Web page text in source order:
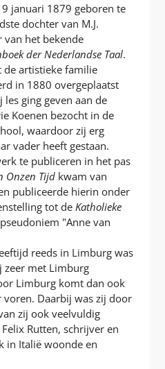
januari 1879 geboren te
dochter van M.J.
van het bekende
der Nederlandse Taal.
de artistieke familie
in 1880 overgeplaatst
ging geven aan de
Koenen bezocht in de
waardoor zij erg
vader heeft gestaan.
te publiceren in het pas
Onzen Tijd kwam van
publiceerde hierin onder
tot de Katholieke
"Anne van
reeds in Limburg was
zeer met Limburg
Limburg komt dan ook
voren. Daarbij was zij door
zij ook veelvuldig
Rutten, schrijver en
in Italië woonde en